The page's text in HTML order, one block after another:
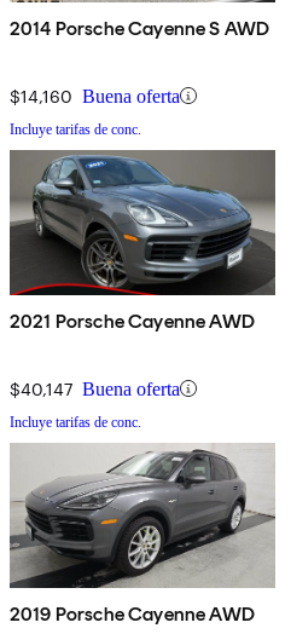
2014 Porsche Cayenne S AWD
$14,160 Buena oferta
Incluye tarifas de conc.
2021 Porsche Cayenne AWD
$40,147 Buena oferta
Incluye tarifas de conc.
2019 Porsche Cayenne AWD